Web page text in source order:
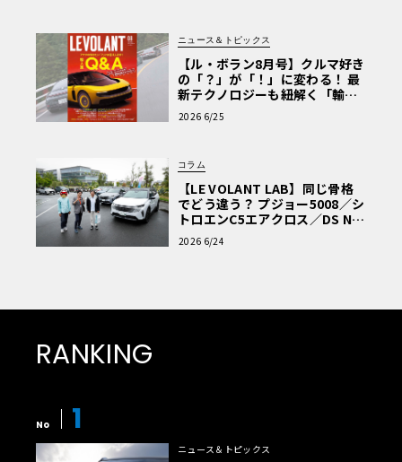
ニュース＆トピックス
【ル・ボラン8月号】クルマ好き
の「？」が「！」に変わる！ 最
新テクノロジーも紐解く「輸入
車Q&A」
2026 6/25
コラム
【LE VOLANT LAB】同じ骨格
でどう違う？ プジョー5008／シ
トロエンC5エアクロス／DS Nº4
読者一気乗りレポート
2026 6/24
RANKING
No 1
ニュース＆トピックス